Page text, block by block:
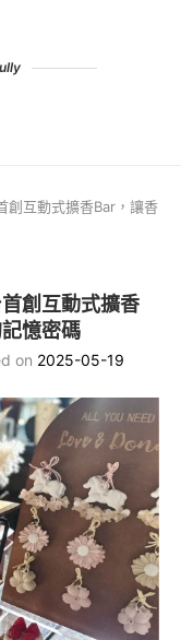
創互動式擴香Bar，讓香
創互動式擴香
憶密碼
on 2025-05-19